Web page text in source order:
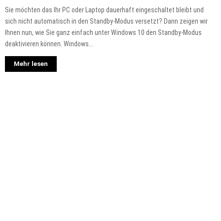
Sie möchten das Ihr PC oder Laptop dauerhaft eingeschaltet bleibt und
sich nicht automatisch in den Standby-Modus versetzt? Dann zeigen wir
Ihnen nun, wie Sie ganz einfach unter Windows 10 den Standby-Modus
deaktivieren können. Windows...
Mehr lesen